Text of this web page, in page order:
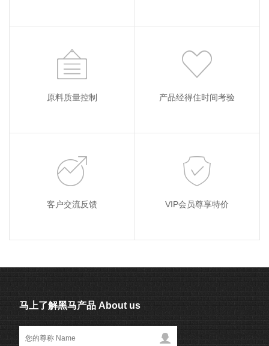
原料质量控制 产品经得住时间考验
客户交流反馈 VIP会员尊享特价
马上了解黑马产品 About us